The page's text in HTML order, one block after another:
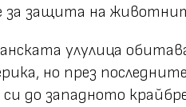
за защита на
улулица
но през
до западното